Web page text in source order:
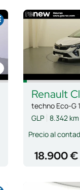
Renault
techno Eco-G
GLP 8.342 km
Precio al
18.900 €